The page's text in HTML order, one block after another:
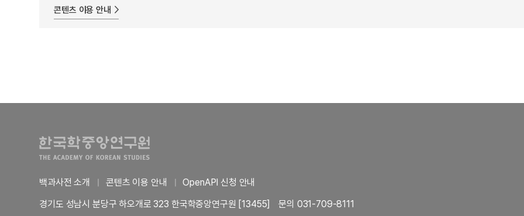
콘텐츠 이용 안내
백과사전 소개 콘텐츠 이용 안내
OpenAPI 신청 안내
경기도 성남시 분당구 하오개로 323 한국학중앙연구원 [13455]
문의 031-709-8111